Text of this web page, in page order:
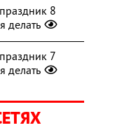
8
делать
7
делать